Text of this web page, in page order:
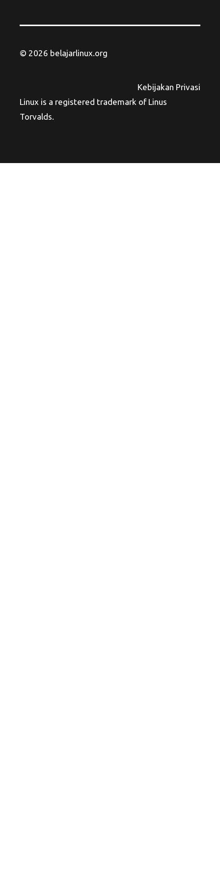
© 2026 belajarlinux.org
Kebijakan Privasi
Linux is a registered trademark of Linus
Torvalds.